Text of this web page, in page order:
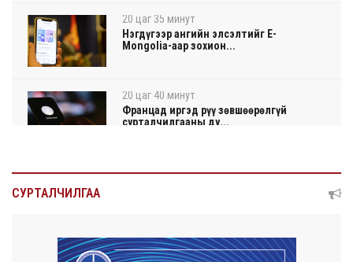
20 цаг 35 минут
Нэгдүгээр ангийн элсэлтийг E-
Mongolia-аар зохион...
20 цаг 40 минут
Францад иргэд рүү зөвшөөрөлгүй
сурталчилгааны ду...
20 цаг 44 минут
20 цаг 46 минут
СУРТАЛЧИЛГАА